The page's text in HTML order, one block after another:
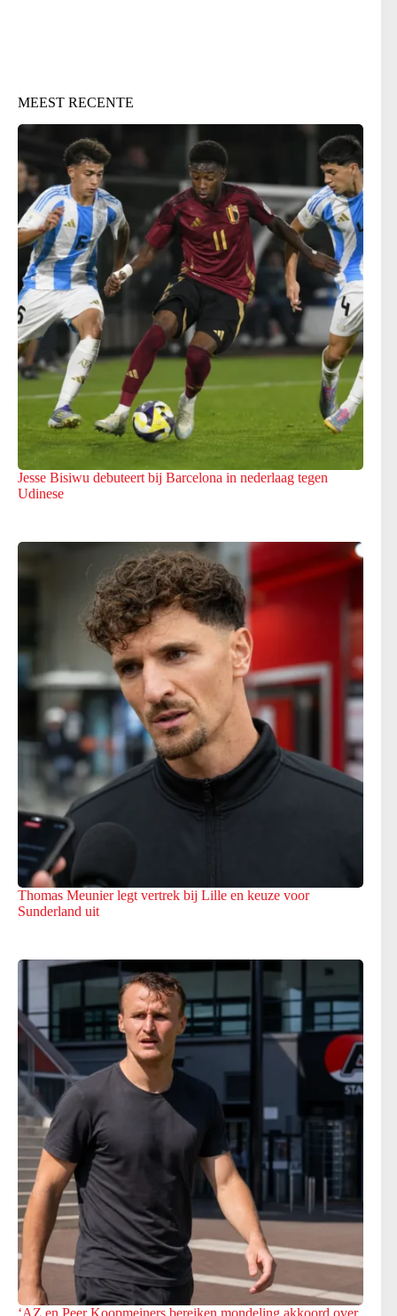
MEEST RECENTE
Jesse Bisiwu debuteert bij Barcelona in nederlaag tegen
Udinese
Thomas Meunier legt vertrek bij Lille en keuze voor
Sunderland uit
‘AZ en Peer Koopmeiners bereiken mondeling akkoord over